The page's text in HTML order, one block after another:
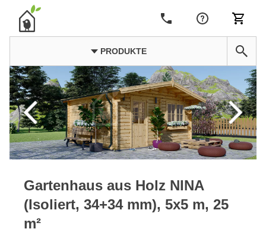
PRODUKTE
Gartenhaus aus Holz NINA
(Isoliert, 34+34 mm), 5x5 m, 25
m²